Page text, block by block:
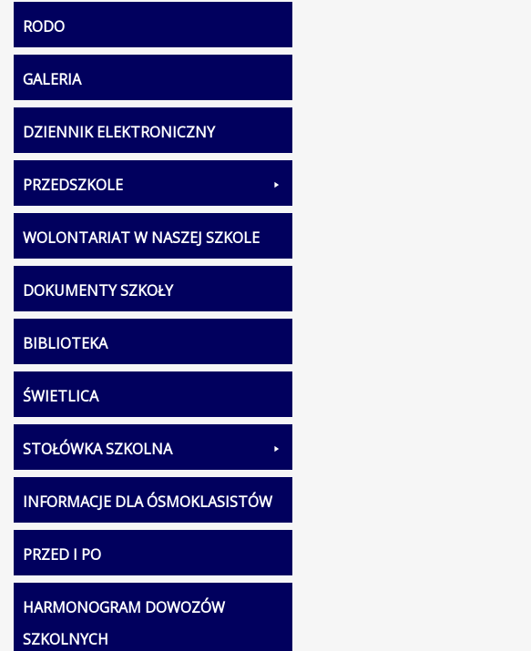
RODO
GALERIA
DZIENNIK ELEKTRONICZNY
PRZEDSZKOLE
WOLONTARIAT W NASZEJ SZKOLE
DOKUMENTY SZKOŁY
BIBLIOTEKA
ŚWIETLICA
STOŁÓWKA SZKOLNA
INFORMACJE DLA ÓSMOKLASISTÓW
PRZED I PO
HARMONOGRAM DOWOZÓW
SZKOLNYCH